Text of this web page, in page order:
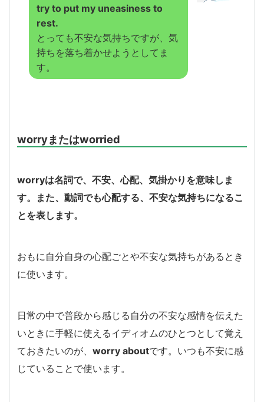
try to put my uneasiness to
rest.
とっても不安な気持ちですが、気
持ちを落ち着かせようとしてま
す。
worryまたはworried
worryは名詞で、不安、心配、気掛かりを意味しま
す。
また、動詞でも心配する、不安な気持ちになるこ
とを表します。
おもに自分自身の心配ごとや不安な気持ちがあるとき
に使います。
日常の中で普段から感じる自分の不安な感情を伝えた
いときに手軽に使えるイディオムのひとつとして覚え
ておきたいのが、 worry aboutです。いつも不安に感
じていることで使います。